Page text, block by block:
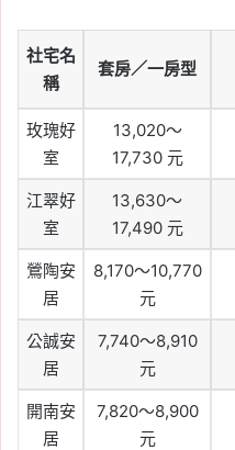
社宅名
稱
套房／一房型
玫瑰好
室
13,020～
17,730 元
江翠好
室
13,630～
17,490 元
鶯陶安
居
8,170～10,770
元
公誠安
居
7,740～8,910
元
開南安
居
7,820～8,900
元